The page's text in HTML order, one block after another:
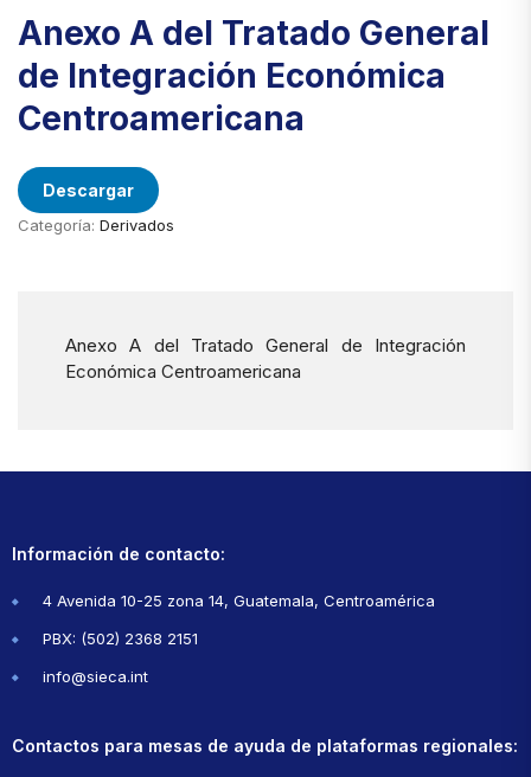
Anexo A del Tratado General
de Integración Económica
Centroamericana
Descargar
Categoría: Derivados
Anexo A del Tratado General de Integración
Económica Centroamericana
Información de contacto:
4 Avenida 10-25 zona 14, Guatemala, Centroamérica
PBX: (502) 2368 2151
info@sieca.int
Contactos para mesas de ayuda de plataformas regionales: